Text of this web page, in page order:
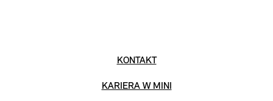
KONTAKT
KARIERA W MINI